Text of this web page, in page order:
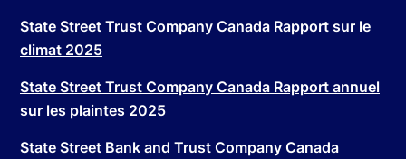
State Street Trust Company Canada Rapport sur le
climat 2025
State Street Trust Company Canada Rapport annuel
sur les plaintes 2025
State Street Bank and Trust Company Canada